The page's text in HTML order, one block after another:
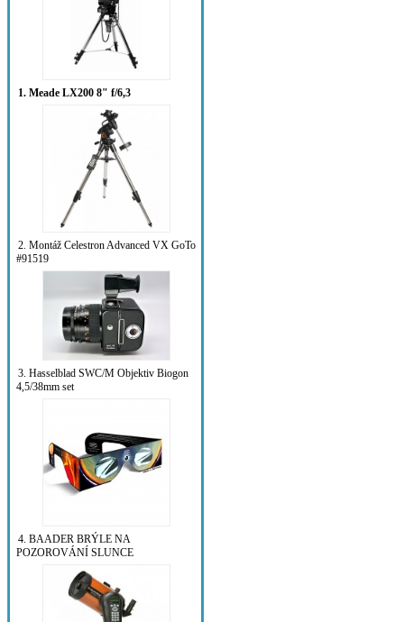
1. Meade LX200 8" f/6,3
2. Montáž Celestron Advanced VX GoTo
#91519
3. Hasselblad SWC/M Objektiv Biogon
4,5/38mm set
4. BAADER BRÝLE NA
POZOROVÁNÍ SLUNCE